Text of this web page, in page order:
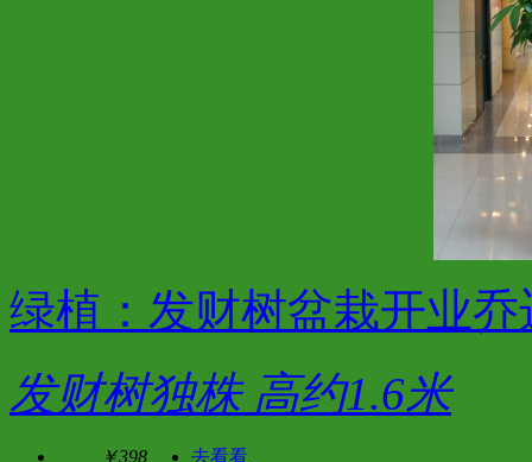
绿植：发财树盆栽开业乔
发财树独株 高约1.6米
￥398 去看看